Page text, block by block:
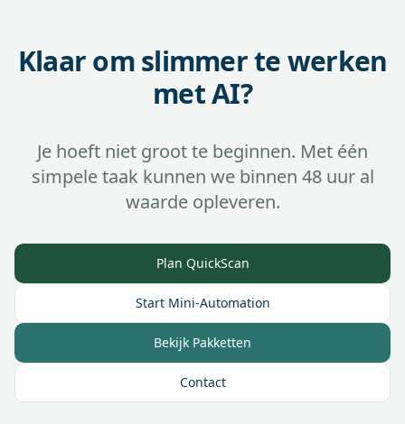
Klaar om slimmer te werken
met AI?
Je hoeft niet groot te beginnen. Met één
simpele taak kunnen we binnen 48 uur al
waarde opleveren.
Plan QuickScan
Start Mini-Automation
Bekijk Pakketten
Contact